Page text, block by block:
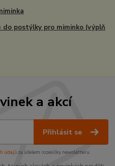
do postýlky pro miminko (výplň
a akcí
Přihlásit se
údajůza účelem rozesílky newsletteru.